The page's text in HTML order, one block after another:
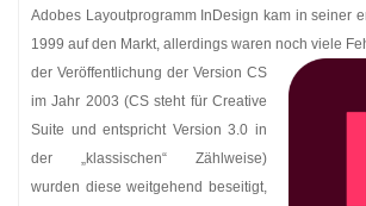
Adobes Layoutprogramm InDesign kam in seiner
1999 auf den Markt, allerdings waren noch viele
der Veröffentlichung der Version CS
im Jahr 2003 (CS steht für Creative
Suite und entspricht Version 3.0 in
der „klassischen“ Zählweise)
wurden diese weitgehend beseitigt,